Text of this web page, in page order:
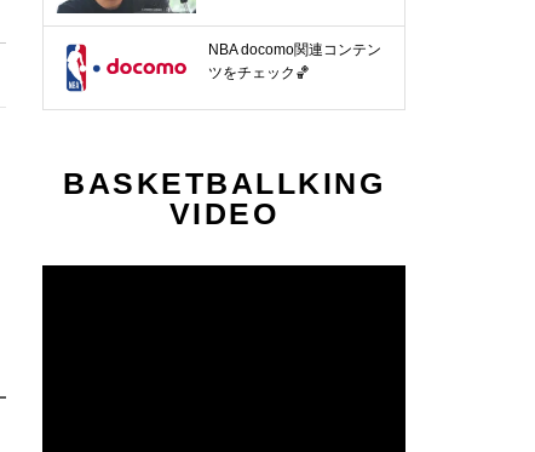
第29節
4.4〜
第30節 第31節 第32節
NBA docomo関連コンテン
ツをチェック🏀
BASKETBALLKING
VIDEO